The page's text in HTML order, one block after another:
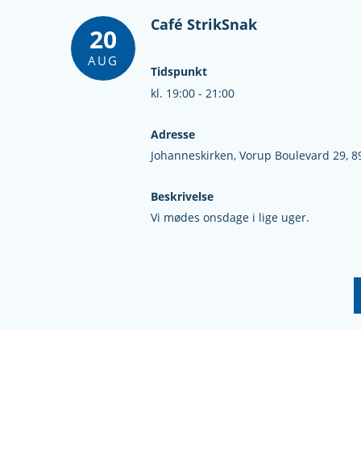
20
AUG
Café StrikSnak
Tidspunkt
kl. 19:00 - 21:00
Adresse
Johanneskirken,Vorup Boulevard 29,
Beskrivelse
Vi mødes onsdage i lige uger.